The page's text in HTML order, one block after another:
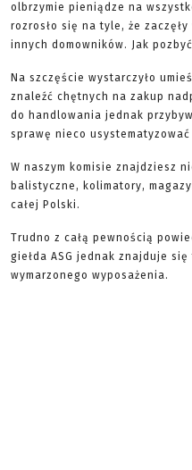
olbrzymie pieniądze na
rozrosło się na tyle, że
innych domowników. Jak
Na szczęście wystarczyło
znaleźć chętnych na zakup
do handlowania jednak
sprawę nieco
W naszym komisie znajdziesz
balistyczne, kolimatory,
całej Polski.
Trudno z całą pewnością
giełda ASG jednak znajduje
wymarzonego wyposażenia.